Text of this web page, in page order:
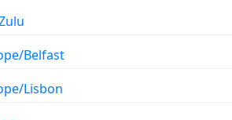
Belfast
Lisbon